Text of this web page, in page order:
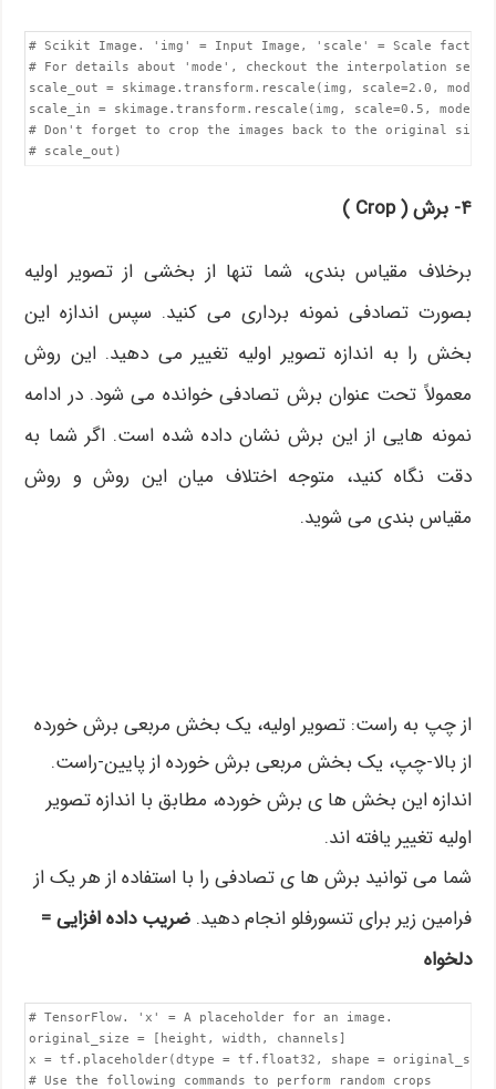
# Scikit Image. 'img' = Input Image, 'scale' = Scale factor
# For details about 'mode', checkout the interpolation
scale_out = skimage.transform.rescale(img, scale=2.0,
scale_in = skimage.transform.rescale(img, scale=0.5,
# Don't forget to crop the images back to the original
# scale_out)
۴- برش ( Crop )
برخلاف مقیاس بندی، شما تنها از بخشی از تصویر اولیه
بصورت تصادفی نمونه برداری می کنید. سپس اندازه این
بخش را به اندازه تصویر اولیه تغییر می دهید. این روش
معمولاً تحت عنوان برش تصادفی خوانده می شود. در ادامه
نمونه هایی از این برش نشان داده شده است. اگر شما به
دقت نگاه کنید، متوجه اختلاف میان این روش و روش
مقیاس بندی می شوید.
از چپ به راست: تصویر اولیه، یک بخش مربعی برش خورده
از بالا-چپ، یک بخش مربعی برش خورده از پایین-راست.
اندازه این بخش ها ی برش خورده، مطابق با اندازه تصویر
اولیه تغییر یافته اند.
شما می توانید برش ها ی تصادفی را با استفاده از هر یک از
فرامین زیر برای تنسورفلو انجام دهید.ضریب داده افزایی =
دلخواه
# TensorFlow. 'x' = A placeholder for an image.
original_size = [height, width, channels]
x = tf.placeholder(dtype = tf.float32, shape =
# Use the following commands to perform random crops